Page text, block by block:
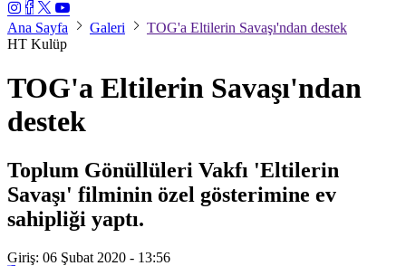
Ana Sayfa Galeri
TOG'a Eltilerin Savaşı'ndan destek
HT Kulüp
TOG'a Eltilerin Savaşı'ndan
destek
Toplum Gönüllüleri Vakfı 'Eltilerin
Savaşı' filminin özel gösterimine ev
sahipliği yaptı.
Giriş: 06 Şubat 2020 - 13:56